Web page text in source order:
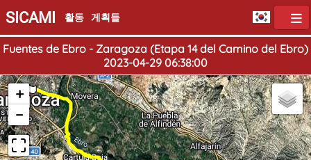
SICAMI 활동 게획들
Fuentes de Ebro - Zaragoza (Etapa 14 del Camino del Ebro)
2023-04-29 06:38:00
+
−